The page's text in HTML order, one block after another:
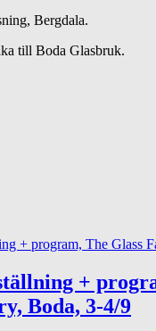
Bergdala.
till Boda Glasbruk.
+
Boda, 3-4/9